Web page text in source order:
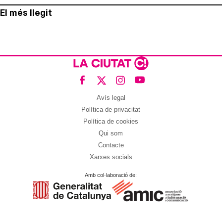
El més llegit
Avís legal
Política de privacitat
Política de cookies
Qui som
Contacte
Xarxes socials
Amb col·laboració de: